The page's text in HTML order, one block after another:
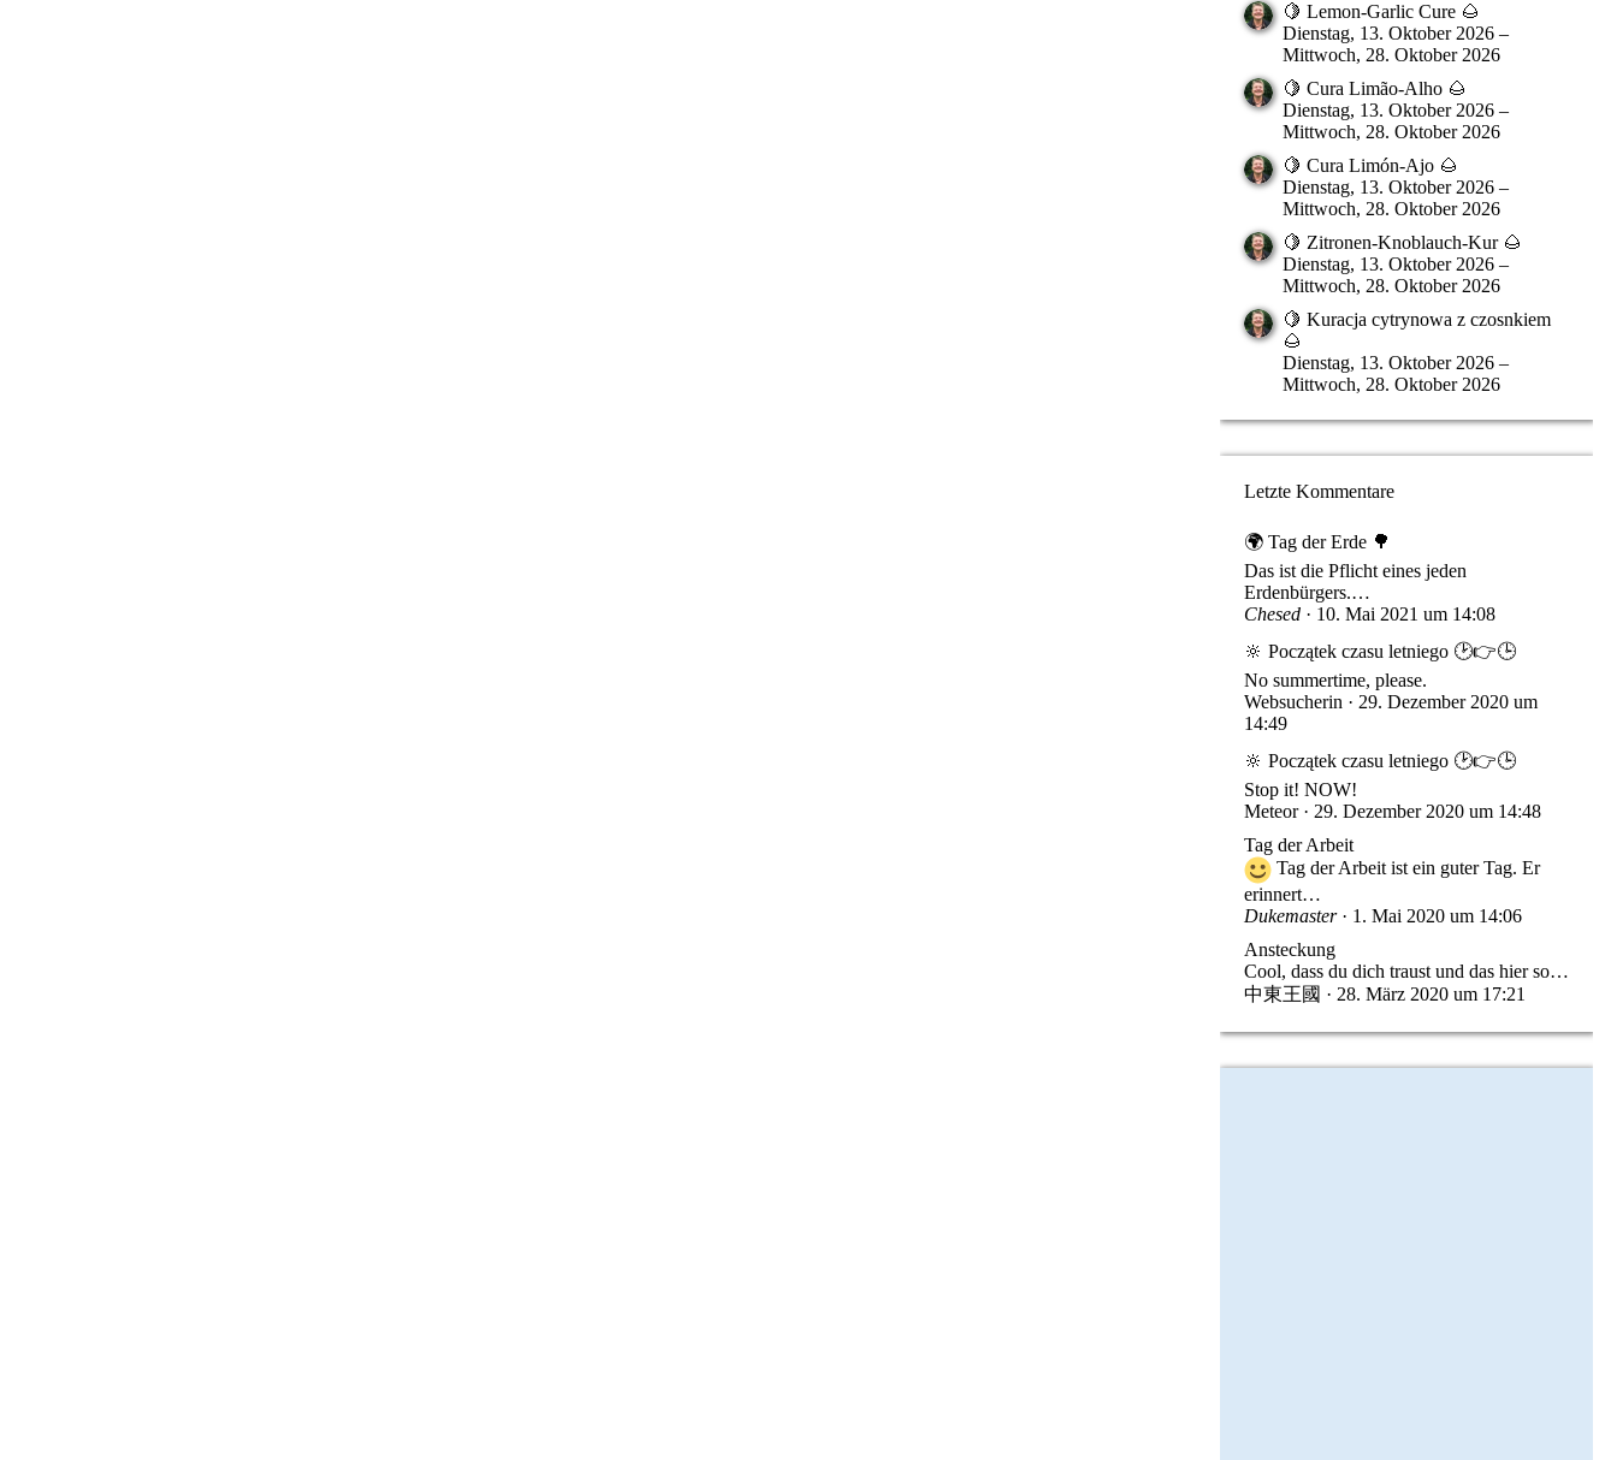
🍋 Lemon-Garlic Cure 🌰
Dienstag, 13. Oktober 2026 –
Mittwoch, 28. Oktober 2026
🍋 Cura Limão-Alho 🌰
Dienstag, 13. Oktober 2026 –
Mittwoch, 28. Oktober 2026
🍋 Cura Limón-Ajo 🌰
Dienstag, 13. Oktober 2026 –
Mittwoch, 28. Oktober 2026
🍋 Zitronen-Knoblauch-Kur 🌰
Dienstag, 13. Oktober 2026 –
Mittwoch, 28. Oktober 2026
🍋 Kuracja cytrynowa z czosnkiem
🌰
Dienstag, 13. Oktober 2026 –
Mittwoch, 28. Oktober 2026
Letzte Kommentare
🌍 Tag der Erde 🌳
Das ist die Pflicht eines jeden
Erdenbürgers.…
Chesed
10. Mai 2021 um 14:08
🔆 Początek czasu letniego 🕑👉🕒
No summertime, please.
Websucherin
29. Dezember 2020 um
14:49
🔆 Początek czasu letniego 🕑👉🕒
Stop it! NOW!
Meteor
29. Dezember 2020 um 14:48
Tag der Arbeit
Tag der Arbeit ist ein guter Tag. Er
erinnert…
Dukemaster
1. Mai 2020 um 14:06
Ansteckung
Cool, dass du dich traust und das hier so…
中東王國
28. März 2020 um 17:21